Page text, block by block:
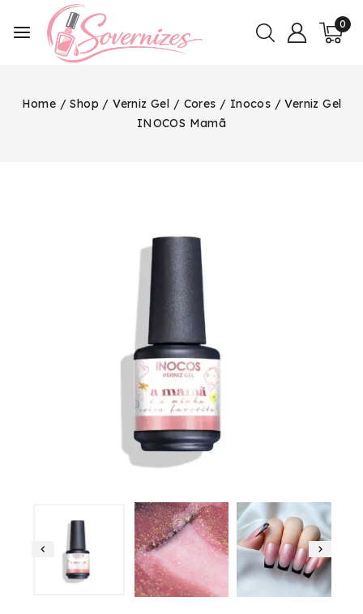
0
Home / Shop / Verniz Gel / Cores / Inocos / Verniz Gel
INOCOS Mamã